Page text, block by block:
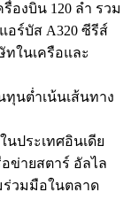
องบิน 120 ลำ รวม
อร์บัส A320 ซีรีส์
ทในเครือและ
ทุนต่ำเน้นเส้นทาง
นประเทศอินเดีย
ข่ายสตาร์ อัลไล
ร่วมมือในตลาด